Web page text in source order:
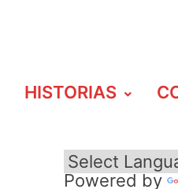
HISTORIAS
Powered by